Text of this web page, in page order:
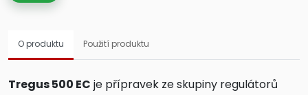
O produktu Použití produktu
Tregus 500 EC je přípravek ze skupiny regulátorů